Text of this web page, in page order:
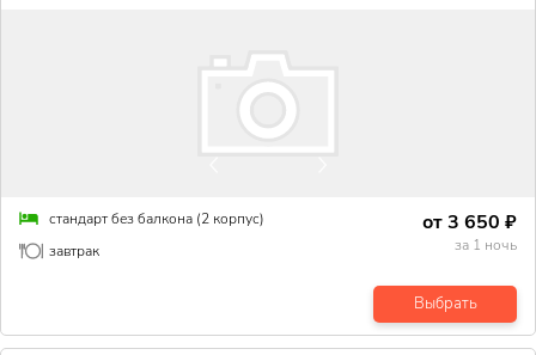
стандарт без балкона (2 корпус)
завтрак
от3 650 ₽
за 1 ночь
Выбрать